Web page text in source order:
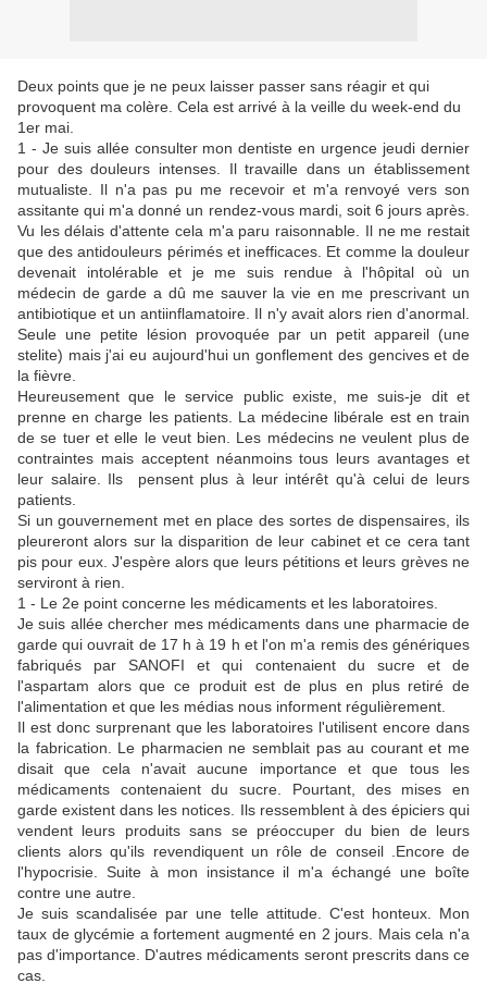
Deux points que je ne peux laisser passer sans réagir et qui
provoquent ma colère. Cela est arrivé à la veille du week-end du
1er mai.
1 - Je suis allée consulter mon dentiste en urgence jeudi dernier
pour des douleurs intenses. Il travaille dans un établissement
mutualiste. Il n'a pas pu me recevoir et m'a renvoyé vers son
assitante qui m'a donné un rendez-vous mardi, soit 6 jours après.
Vu les délais d'attente cela m'a paru raisonnable. Il ne me restait
que des antidouleurs périmés et inefficaces. Et commela douleur
devenait intolérable et je me suis rendue à l'hôpital où un
médecin de garde a dû me sauver la vie en me prescrivant un
antibiotique et un antiinflamatoire. Il n'y avait alors rien d'anormal.
Seule une petite lésion provoquée par un petit appareil (une
stelite) mais j'ai eu aujourd'hui un gonflement des gencives et de
la fièvre.
Heureusement que le service public existe, me suis-je dit et
prenne en charge les patients. La médecine libérale est en train
de se tuer et elle le veut bien. Les médecins ne veulent plus de
contraintes mais acceptent néanmoins tous leurs avantages et
leur salaire. Ils pensent plus à leur intérêt qu'à celui de leurs
patients.
Si un gouvernement met en place des sortes de dispensaires, ils
pleureront alors sur la disparition de leur cabinet et ce cera tant
pis pour eux. J'espère alors que leurs pétitions et leurs grèves ne
serviront à rien.
1 - Le 2e point concerne les médicaments et les laboratoires.
Je suis allée chercher mes médicaments dans une pharmacie de
garde qui ouvrait de 17 h à 19 h et l'on m'a remis des génériques
fabriqués par SANOFI et qui contenaient du sucre et de
l'aspartam alors que ce produit est de plus en plus retiré de
l'alimentation et que les médias nous informent régulièrement.
Il est donc surprenant que les laboratoires l'utilisent encore dans
la fabrication. Le pharmacien ne semblait pas au courant et me
disait que cela n'avait aucune importance et que tous les
médicaments contenaient du sucre. Pourtant, des mises en
garde existent dans les notices. Ils ressemblent à des épiciers qui
vendent leurs produits sans se préoccuper du bien de leurs
clients alors qu'ils revendiquent un rôle de conseil .Encore de
l'hypocrisie. Suite à mon insistance il m'a échangé une boîte
contre une autre.
Je suis scandalisée par une telle attitude. C'est honteux. Mon
taux de glycémie a fortement augmenté en 2 jours. Mais cela n'a
pas d'importance. D'autres médicaments seront prescrits dans ce
cas.